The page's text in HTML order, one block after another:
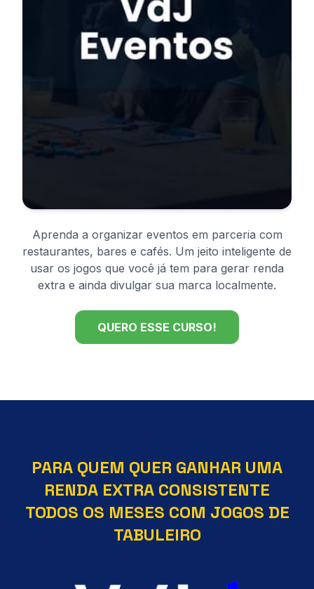
Aprenda a organizar eventos em parceria com
restaurantes, bares e cafés. Um jeito inteligente de
usar os jogos que você já tem para gerar renda
extra e ainda divulgar sua marca localmente.
QUERO ESSE CURSO!
PARA QUEM QUER GANHAR UMA
RENDA EXTRA CONSISTENTE
TODOS OS MESES COM JOGOS DE
TABULEIRO